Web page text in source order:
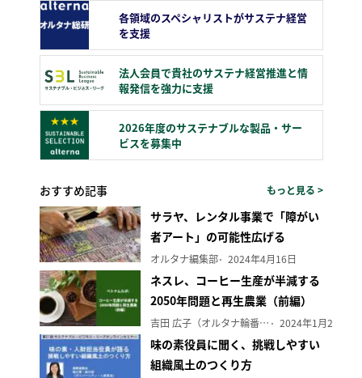
各領域のスペシャリストがサステナ経営
を支援
法人会員で貴社のサステナ経営推進と情
報発信を強力に支援
2026年度のサステナブルな製品・サー
ビスを募集中
おすすめ記事 もっと見る >
サラヤ、レンタル事業で「障がい
者アート」の可能性広げる
オルタナ編集部 2024年4月16日
ネスレ、コーヒー生産が半減する
2050年問題と再生農業（前編）
吉田 広子（オルタナ輪番編集長） 2024年1月29日
味の素役員に聞く、挑戦しやすい
組織風土のつくり方